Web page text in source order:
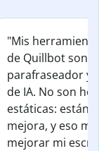
"Mis
de Quillbot son el
parafraseador y
de IA. No son
estáticas: están
mejora, y eso
mejorar mi